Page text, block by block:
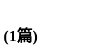
(1篇)